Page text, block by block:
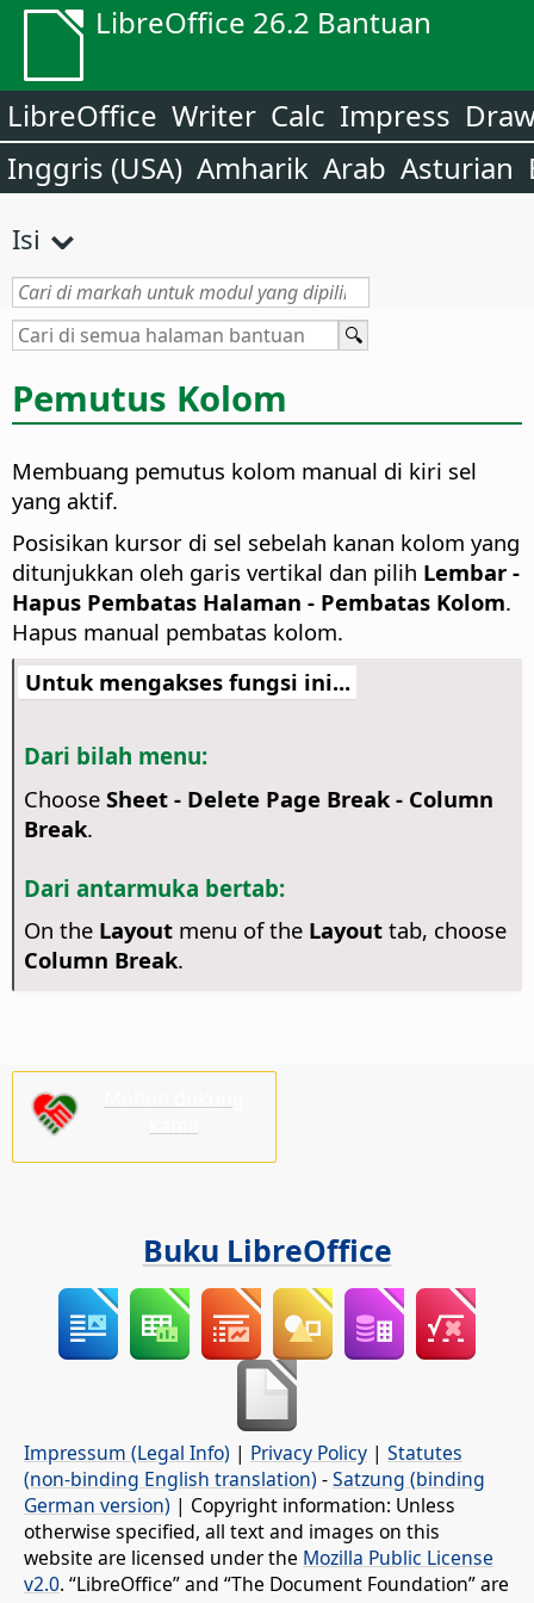
LibreOffice 26.2 Bantuan
LibreOffice Writer Calc Impress
Inggris (USA) Amharik Arab Asturian
Isi
Pemutus Kolom
Membuang pemutus kolom manual di kiri sel
yang aktif.
Posisikan kursor di sel sebelah kanan kolom yang
ditunjukkan oleh garis vertikal dan pilih Lembar -
Hapus Pembatas Halaman - Pembatas Kolom.
Hapus manual pembatas kolom.
Untuk mengakses fungsi ini...
Dari bilah menu:
Choose Sheet - Delete Page Break - Column
Break.
Dari antarmuka bertab:
On the Layoutmenu of the Layouttab, choose
Column Break.
Buku LibreOffice
Impressum (Legal Info) | Privacy Policy | Statutes
(non-binding English translation) -Satzung (binding
German version) | Copyright information: Unless
otherwise specified, all text and images on this
website are licensed under the Mozilla Public License
v2.0. “LibreOffice” and “The Document Foundation” are